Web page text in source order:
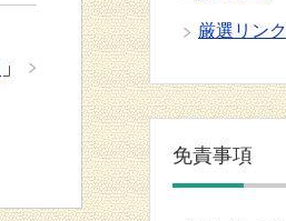
」
厳選リンク
免責事項